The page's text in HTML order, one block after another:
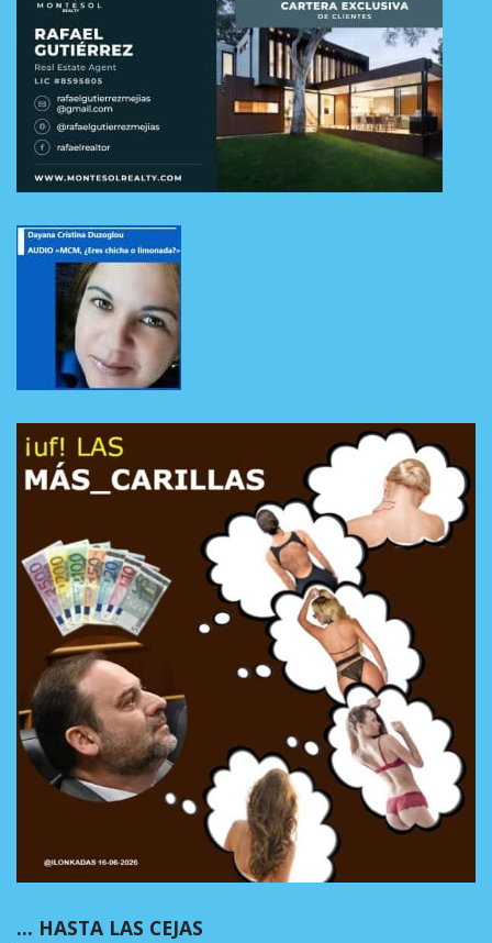
… HASTA LAS CEJAS